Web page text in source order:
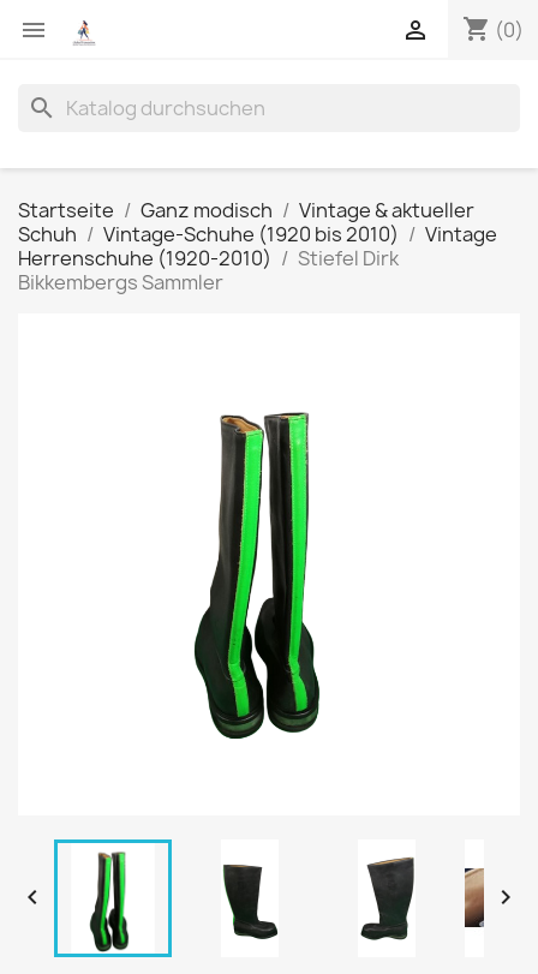
 shopping_cart (0)

search
Startseite Ganz modisch
Vintage & aktueller
Schuh
Vintage-Schuhe (1920 bis 2010)
Vintage
Herrenschuhe (1920-2010)
Stiefel Dirk
Bikkembergs Sammler
 